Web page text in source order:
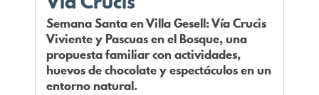
Semana Santa en Villa Gesell: Vía Crucis
Viviente y Pascuas en el Bosque, una
propuesta familiar con actividades,
huevos de chocolate y espectáculos en un
entorno natural.